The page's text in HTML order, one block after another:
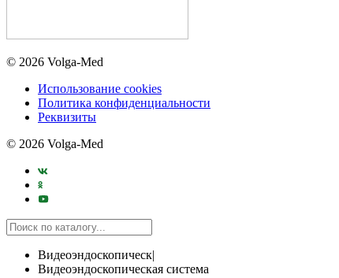
© 2026 Volga-Med
Использование cookies
Политика конфиденциальности
Реквизиты
© 2026 Volga-Med
Видеоэндоскопическ|
Видеоэндоскопическая система